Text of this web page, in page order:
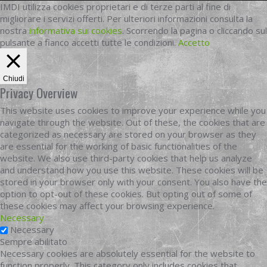
IMDI utilizza cookies proprietari e di terze parti al fine di
migliorare i servizi offerti. Per ulteriori informazioni consulta la
nostrainformativa sui cookies. Scorrendo la pagina o cliccando sul
pulsante a fianco accetti tutte le condizioni.Accetto
Chiudi
Privacy Overview
This website uses cookies to improve your experience while you
navigate through the website. Out of these, the cookies that are
categorized as necessary are stored on your browser as they
are essential for the working of basic functionalities of the
website. We also use third-party cookies that help us analyze
and understand how you use this website. These cookies will be
stored in your browser only with your consent. You also have the
option to opt-out of these cookies. But opting out of some of
these cookies may affect your browsing experience.
Necessary
Necessary
Sempre abilitato
Necessary cookies are absolutely essential for the website to